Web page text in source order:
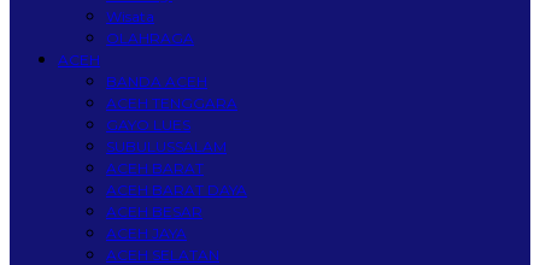
Wisata
OLAHRAGA
ACEH
BANDA ACEH
ACEH TENGGARA
GAYO LUES
SUBULUSSALAM
ACEH BARAT
ACEH BARAT DAYA
ACEH BESAR
ACEH JAYA
ACEH SELATAN